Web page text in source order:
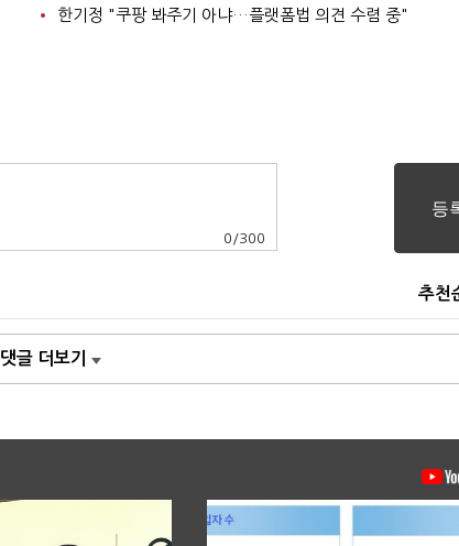
한기정 "쿠팡 봐주기 아냐…플랫폼법 의견 수렴 중"
0 /300
추천
댓글 더보기